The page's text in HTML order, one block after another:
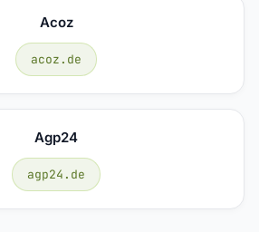
Acoz
acoz.de
Agp24
agp24.de